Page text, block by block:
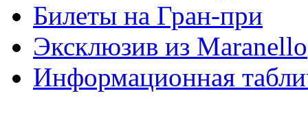
Билеты на Гран-при
Эксклюзив из Maranello
Информационная